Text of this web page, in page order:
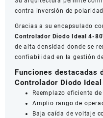
contra inversión de
Gracias a su encapsulado
Controlador Diodo Ideal 4-
de alta densidad donde se
confiabilidad en la gestión
Funciones destacadas
Controlador Diodo
Reemplazo eficiente
Amplio rango de
Baja caída de voltaje